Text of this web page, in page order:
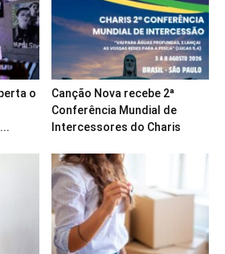
o
Canção Nova recebe 2ª
Conferência Mundial de
Intercessores do Charis